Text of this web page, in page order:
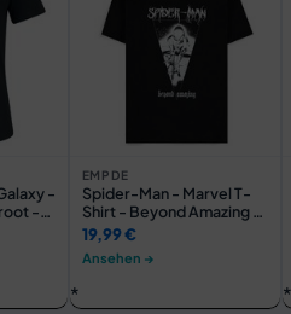
-
-
- für
EMP DE
Spider-Man - Marvel T-
Shirt - Beyond Amazing -
S bis XXL - für Männer -
Größe S - schwarz -
Lizenzierter Fanartikel
19,99 €
Ansehen →